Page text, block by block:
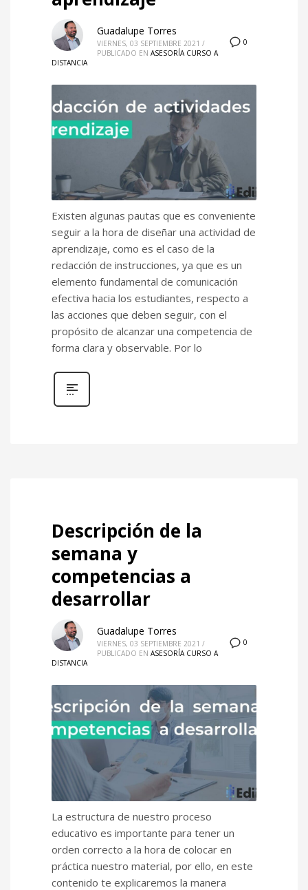
0
Guadalupe Torres
VIERNES, 03 SEPTIEMBRE 2021 /
PUBLICADO EN ASESORÍA CURSO A
DISTANCIA
Existen algunas pautas que es conveniente
seguir a la hora de diseñar una actividad de
aprendizaje, como es el caso de la
redacción de instrucciones, ya que es un
elemento fundamental de comunicación
efectiva hacia los estudiantes, respecto a
las acciones que deben seguir, con el
propósito de alcanzar una competencia de
forma clara y observable. Por lo
Descripción de la
semana y
competencias a
desarrollar
0
Guadalupe Torres
VIERNES, 03 SEPTIEMBRE 2021 /
PUBLICADO EN ASESORÍA CURSO A
DISTANCIA
La estructura de nuestro proceso
educativo es importante para tener un
orden correcto a la hora de colocar en
práctica nuestro material, por ello, en este
contenido te explicaremos la manera